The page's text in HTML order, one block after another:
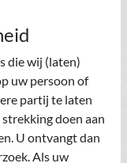
die wij (laten)
uw persoon of
partij te laten
doen aan
U ontvangt dan
Als uw